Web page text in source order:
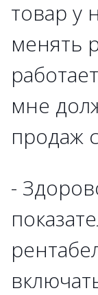
товар у
менять
мне
продаж
-